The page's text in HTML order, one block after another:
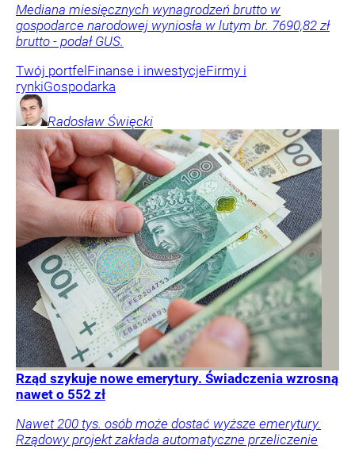
Mediana miesięcznych wynagrodzeń brutto w
gospodarce narodowej wyniosła w lutym br. 7690,82 zł
brutto - podał GUS.
Twój portfelFinanse i inwestycjeFirmy i
rynkiGospodarka
Radosław Święcki
Rząd szykuje nowe emerytury. Świadczenia wzrosną
nawet o 552 zł
Nawet 200 tys. osób może dostać wyższe emerytury.
Rządowy projekt zakłada automatyczne przeliczenie